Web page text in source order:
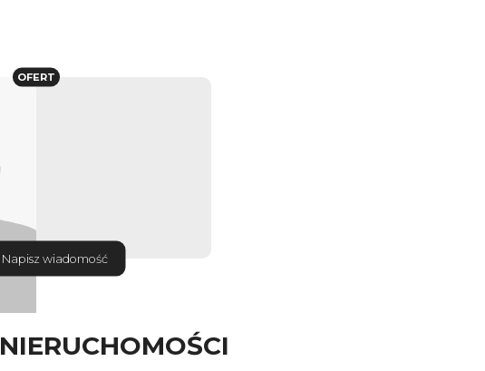
Napisz wiadomość
OFERT
NIERUCHOMOŚCI